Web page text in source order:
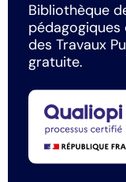
Bibliothèque
pédagogiques
des Travaux
gratuite.